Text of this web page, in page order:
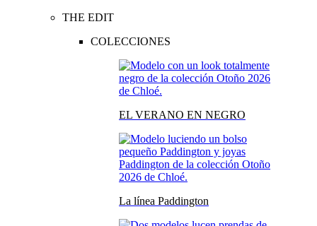
THE EDIT
COLECCIONES
EL VERANO EN NEGRO
La línea Paddington